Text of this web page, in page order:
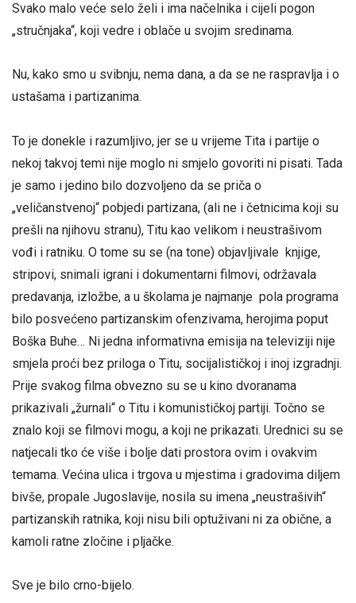
Svako malo veće selo želi i ima načelnika i cijeli pogon
„stručnjaka“, koji vedre i oblače u svojim sredinama.
Nu, kako smo u svibnju, nema dana, a da se ne raspravlja i o
ustašama i partizanima.
To je donekle i razumljivo, jer se u vrijeme Tita i partije o
nekoj takvoj temi nije moglo ni smjelo govoriti ni pisati. Tada
je samo i jedino bilo dozvoljeno da se priča o
„veličanstvenoj“ pobjedi partizana, (ali ne i četnicima koji su
prešli na njihovu stranu), Titu kao velikom i neustrašivom
vođi i ratniku. O tome su se (na tone) objavljivale knjige,
stripovi, snimali igrani i dokumentarni filmovi, održavala
predavanja, izložbe, a u školama je najmanje pola programa
bilo posvećeno partizanskim ofenzivama, herojima poput
Boška Buhe… Ni jedna informativna emisija na televiziji nije
smjela proći bez priloga o Titu, socijalističkoj i inoj izgradnji.
Prije svakog filma obvezno su se u kino dvoranama
prikazivali „žurnali“ o Titu i komunističkoj partiji. Točno se
znalo koji se filmovi mogu, a koji ne prikazati. Urednici su se
natjecali tko će više i bolje dati prostora ovim i ovakvim
temama. Većina ulica i trgova u mjestima i gradovima diljem
bivše, propale Jugoslavije, nosila su imena „neustrašivih“
partizanskih ratnika, koji nisu bili optuživani ni za obične, a
kamoli ratne zločine i pljačke.
Sve je bilo crno-bijelo.